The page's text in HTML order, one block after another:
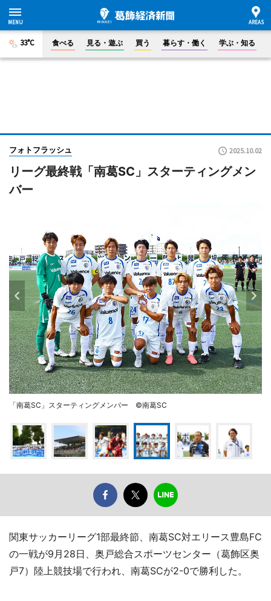
33°C 食べる 見る・遊ぶ 買う 暮らす・働く 学ぶ・知る
フォトフラッシュ 2025.10.02
リーグ最終戦「南葛SC」スターティングメン
バー
「南葛SC」スターティングメンバー ©南葛SC
関東サッカーリーグ1部最終節、南葛SC対エリース豊島FC
の一戦が9月28日、奥戸総合スポーツセンター（葛飾区奥
戸7）陸上競技場で行われ、南葛SCが2-0で勝利した。